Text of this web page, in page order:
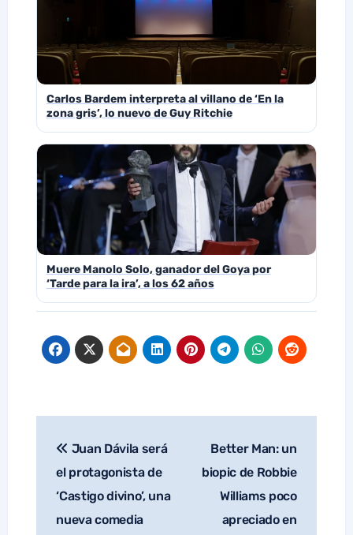
Carlos Bardem interpreta al villano de ‘En la
zona gris’, lo nuevo de Guy Ritchie
Muere Manolo Solo, ganador del Goya por
‘Tarde para la ira’, a los 62 años
Navegación
de
entradas
Juan Dávila será
el protagonista de
‘Castigo divino’, una
nueva comedia
Better Man: un
biopic de Robbie
Williams poco
apreciado en